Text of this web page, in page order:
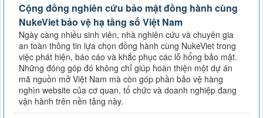
Cộng đồng nghiên cứu bảo mật đồng hành cùng
NukeViet bảo vệ hạ tầng số Việt Nam
Ngày càng nhiều sinh viên, nhà nghiên cứu và chuyên gia
an toàn thông tin lựa chọn đồng hành cùng NukeViet trong
việc phát hiện, báo cáo và khắc phục các lỗ hổng bảo mật.
Những đóng góp đó không chỉ giúp hoàn thiện một dự án
mã nguồn mở Việt Nam mà còn góp phần bảo vệ hàng
nghìn website của cơ quan, tổ chức và doanh nghiệp đang
vận hành trên nền tảng này.